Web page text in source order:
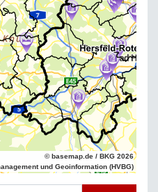
© basemap.de / BKG 2026
und Geoinformation (HVBG)